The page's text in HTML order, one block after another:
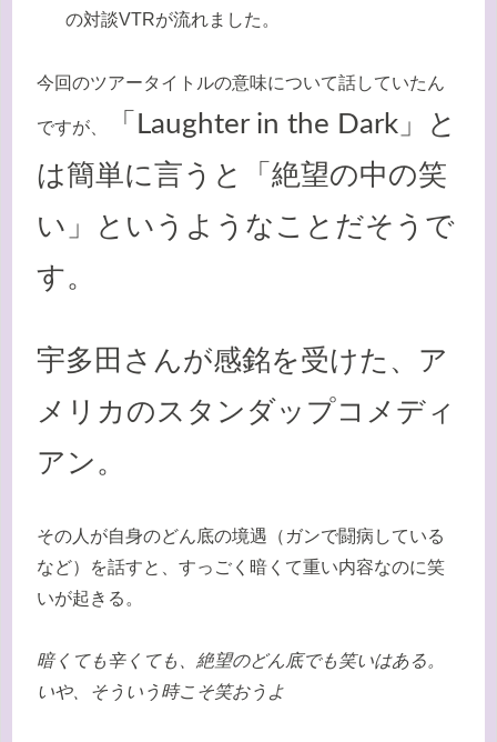
の対談VTRが流れました。
今回のツアータイトルの意味について話していたん
ですが、
「Laughter in the Dark」と
は簡単に言うと「絶望の中の笑
い」というようなことだそうで
す。
宇多田さんが感銘を受けた、ア
メリカのスタンダップコメディ
アン。
その人が自身のどん底の境遇（ガンで闘病している
など）を話すと、すっごく暗くて重い内容なのに笑
いが起きる。
暗くても辛くても、絶望のどん底でも笑いはある。
いや、そういう時こそ笑おうよ